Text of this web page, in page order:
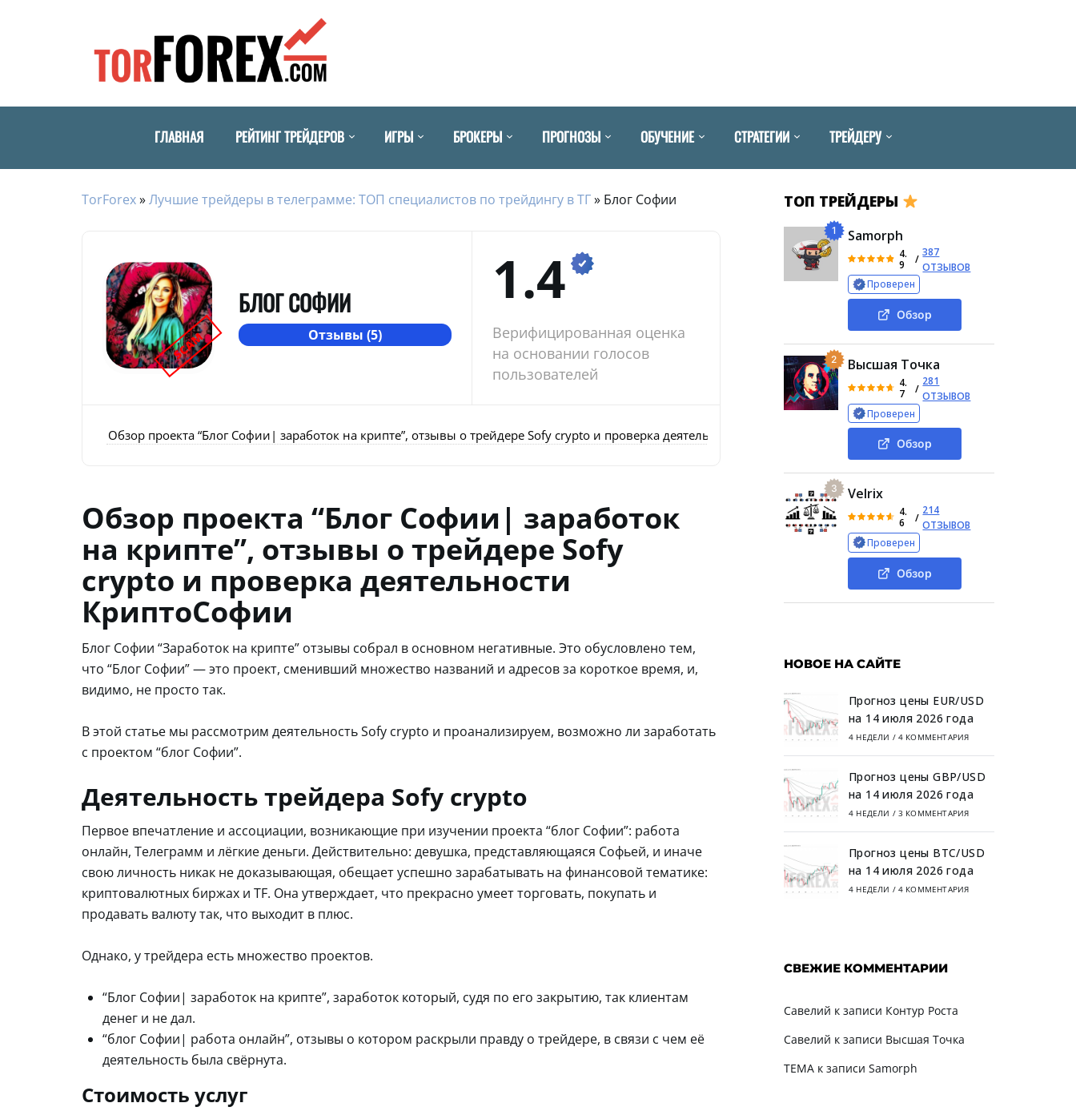
ГЛАВНАЯ РЕЙТИНГ ТРЕЙДЕРОВ ИГРЫ БРОКЕРЫ ПРОГНОЗЫ ОБУЧЕНИЕ СТРАТЕГИИ ТРЕЙДЕРУ
TorForex»Лучшие трейдеры в телеграмме: ТОП специалистов по трейдингу в ТГ» Блог Софии
SCAM
БЛОГ СОФИИ
Отзывы (5)
1.4
Верифицированная оценка
на основании голосов
пользователей
Обзор проекта “Блог Софии| заработок на крипте”, отзывы о трейдере Sofy crypto и проверка деятельности КриптоСофии Деятельность трейдера Sofy crypto
Обзор проекта “Блог Софии| заработок
на крипте”, отзывы о трейдере Sofy
crypto и проверка деятельности
КриптоСофии
Блог Софии “Заработок на крипте” отзывы собрал в основном негативные. Это обусловлено тем,
что “Блог Софии” — это проект, сменивший множество названий и адресов за короткое время, и,
видимо, не просто так.
В этой статье мы рассмотрим деятельность Sofy crypto и проанализируем, возможно ли заработать
с проектом “блог Софии”.
Деятельность трейдера Sofy crypto
Первое впечатление и ассоциации, возникающие при изучении проекта “блог Софии”: работа
онлайн, Телеграмм и лёгкие деньги. Действительно: девушка, представляющаяся Софьей, и иначе
свою личность никак не доказывающая, обещает успешно зарабатывать на финансовой тематике:
криптовалютных биржах и TF. Она утверждает, что прекрасно умеет торговать, покупать и
продавать валюту так, что выходит в плюс.
Однако, у трейдера есть множество проектов.
“Блог Софии| заработок на крипте”, заработок который, судя по его закрытию, так клиентам
денег и не дал.
“блог Софии| работа онлайн”, отзывы о котором раскрыли правду о трейдере, в связи с чем её
деятельность была свёрнута.
Стоимость услуг
ТОП ТРЕЙДЕРЫ
1 Samorph
4.
9
/
387
ОТЗЫВОВ
Проверен
Обзор
2 Высшая Точка
4.
7
/
281
ОТЗЫВОВ
Проверен
Обзор
3 Velrix
4.
6
/
214
ОТЗЫВОВ
Проверен
Обзор
НОВОЕ НА САЙТЕ
Прогноз цены EUR/USD
на 14 июля 2026 года
4 НЕДЕЛИ / 4 КОММЕНТАРИЯ
Прогноз цены GBP/USD
на 14 июля 2026 года
4 НЕДЕЛИ / 3 КОММЕНТАРИЯ
Прогноз цены BTC/USD
на 14 июля 2026 года
4 НЕДЕЛИ / 4 КОММЕНТАРИЯ
СВЕЖИЕ КОММЕНТАРИИ
Савелий к записи Контур Роста
Савелий к записи Высшая Точка
TEMAк записи Samorph